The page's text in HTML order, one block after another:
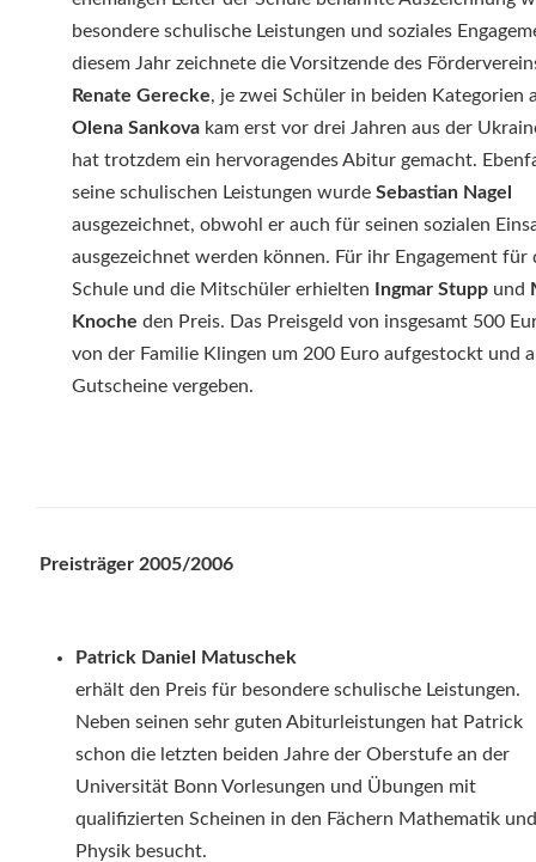
besondere schulische Leistungen und soziales
diesem Jahr zeichnete die Vorsitzende des
Renate Gerecke, je zwei Schüler in beiden Kategorien
Olena Sankova kam erst vor drei Jahren aus der
hat trotzdem ein hervoragendes Abitur gemacht.
seine schulischen Leistungen wurde Sebastian Nagel
ausgezeichnet, obwohl er auch für seinen sozialen
ausgezeichnet werden können. Für ihr Engagement für
Schule und die Mitschüler erhielten
Ingmar Stupp und
Knoche den Preis. Das Preisgeld von insgesamt 500
von der Familie Klingen um 200 Euro aufgestockt und
Gutscheine vergeben.
Preisträger 2005/2006
Patrick Daniel Matuschek
erhält den Preis für besondere schulische Leistungen.
Neben seinen sehr guten Abiturleistungen hat Patrick
schon die letzten beiden Jahre der Oberstufe an der
Universität Bonn Vorlesungen und Übungen mit
qualifizierten Scheinen in den Fächern Mathematik und
Physik besucht.